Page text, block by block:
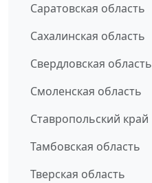
Саратовская область
Сахалинская область
Свердловская область
Смоленская область
Ставропольский край
Тамбовская область
Тверская область